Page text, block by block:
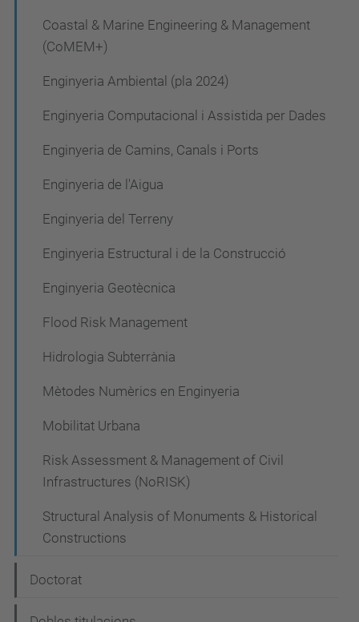
Coastal & Marine Engineering & Management
(CoMEM+)
Enginyeria Ambiental (pla 2024)
Enginyeria Computacional i Assistida per Dades
Enginyeria de Camins, Canals i Ports
Enginyeria de l'Aigua
Enginyeria del Terreny
Enginyeria Estructural i de la Construcció
Enginyeria Geotècnica
Flood Risk Management
Hidrologia Subterrània
Mètodes Numèrics en Enginyeria
Mobilitat Urbana
Risk Assessment & Management of Civil
Infrastructures (NoRISK)
Structural Analysis of Monuments & Historical
Constructions
Doctorat